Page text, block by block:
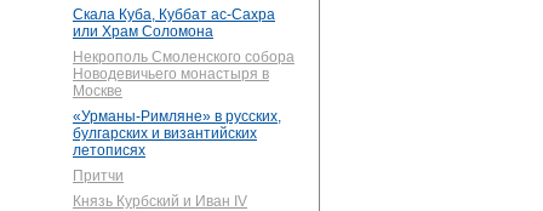
Скала Куба, Куббат ас-Сахра
или Храм Соломона
Некрополь Смоленского собора
Новодевичьего монастыря в
Москве
«Урманы-Римляне» в русских,
булгарских и византийских
летописях
Притчи
Князь Курбский и Иван IV